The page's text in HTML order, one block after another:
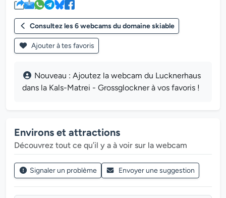
Consultez les 6 webcams du domaine skiable
Ajouter à tes favoris
Nouveau : Ajoutez la webcam du Lucknerhaus
dans la Kals-Matrei - Grossglockner à vos favoris !
Environs et attractions
Découvrez tout ce qu’il y a à voir sur la webcam
Signaler un problème Envoyer une suggestion